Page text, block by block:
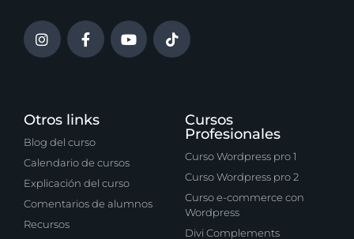
Otros links
Blog del curso
Calendario de cursos
Explicación del curso
Comentarios de alumnos
Recursos
Cursos
Profesionales
Curso Wordpress pro 1
Curso Wordpress pro 2
Curso e-commerce con
Wordpress
Divi Complements